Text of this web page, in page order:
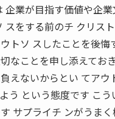
業が目指す価値や企
をする前のチ クリス
トソ スしたことを後
なことを申し添えてお
えないからとい てア
う という態度です こ
サプライチ ンがうま